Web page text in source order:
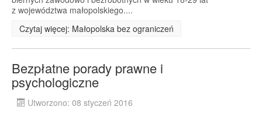
z województwa małopolskiego....
Czytaj więcej: Małopolska bez ograniczeń
Bezpłatne porady prawne i
psychologiczne
Utworzono: 08 styczeń 2016